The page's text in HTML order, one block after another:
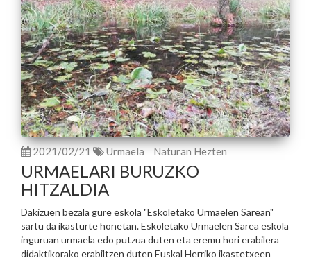
2021/02/21 Urmaela Naturan Hezten
URMAELARI BURUZKO
HITZALDIA
Dakizuen bezala gure eskola "Eskoletako Urmaelen Sarean"
sartu da ikasturte honetan. Eskoletako Urmaelen Sarea eskola
inguruan urmaela edo putzua duten eta eremu hori erabilera
didaktikorako erabiltzen duten Euskal Herriko ikastetxeen